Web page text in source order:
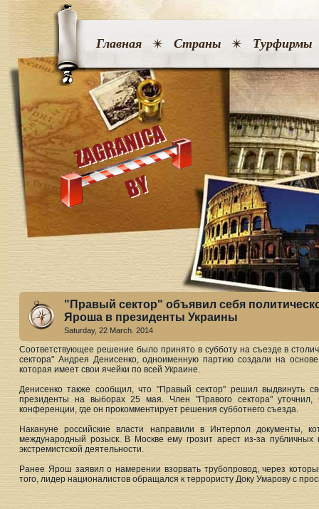
Главная Страны Турфирмы
"Правый сектор" объявил себя
Яроша в президенты Украины
Saturday, 22 March. 2014
Соответствующее решение было принято в субботу на съезде в
сектора" Андрея Денисенко, одноименную партию создали на
которая имеет свои ячейки по всей Украине.
Денисенко также сообщил, что "Правый сектор" решил выдвинуть
президенты на выборах 25 мая. Член "Правого сектора"
конференции, где он прокомментирует решения субботнего съезда.
Накануне российские власти направили в Интерпол документы,
международный розыск. В Москве ему грозит арест из-за публичных
экстремистской деятельности.
Ранее Ярош заявил о намерении взорвать трубопровод, через
того, лидер националистов обращался к террористу Доку Умарову с